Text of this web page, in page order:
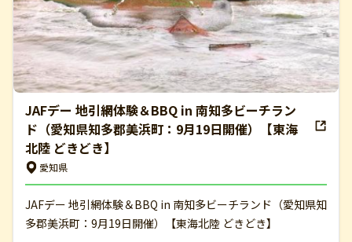
JAFデー 地引網体験＆BBQ in 南知多ビーチラン
ド（愛知県知多郡美浜町：9月19日開催）【東海
北陸 どきどき】
愛知県
JAFデー 地引網体験＆BBQ in 南知多ビーチランド（愛知県知
多郡美浜町：9月19日開催）【東海北陸 どきどき】